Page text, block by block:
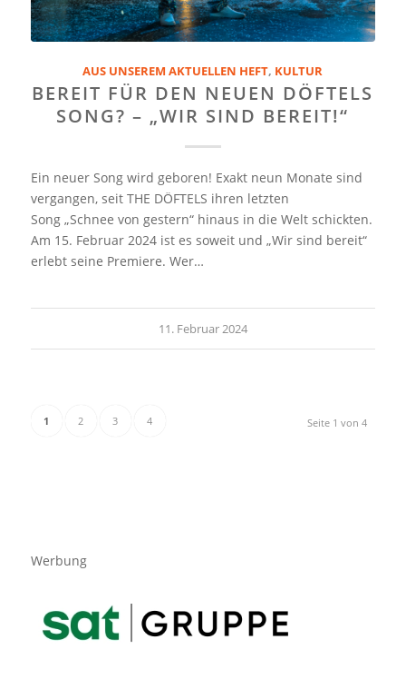
AUS UNSEREM AKTUELLEN HEFT, KULTUR
BEREIT FÜR DEN NEUEN DÖFTELS
SONG? – „WIR SIND BEREIT!“
Ein neuer Song wird geboren! Exakt neun Monate sind
vergangen, seit THE DÖFTELS ihren letzten
Song „Schnee von gestern“ hinaus in die Welt schickten.
Am 15. Februar 2024 ist es soweit und „Wir sind bereit“
erlebt seine Premiere. Wer…
11. Februar 2024
Seite 1 von 4
1 2 3 4
Werbung